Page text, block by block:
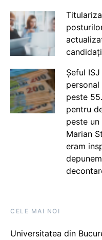
Șeful
peste
pentru
peste
Marian
eram
CELE MAI NOI
Universitatea din